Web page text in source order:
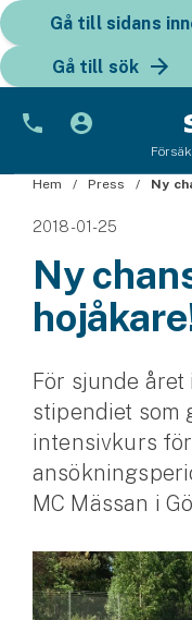
Gå till sidans
Gå till sök
Bil
Bilförsäkring
Bilförsäkring för
Fordon
Snöskoterförsäkring
ATV-försäkring
Släpvagnsförsäkring
Motorcykel
Mc-försäkring
Hem Press Ny
2018-01-25
Ny
För sjunde
stipendiet som
intensivkurs
MC Mässan i